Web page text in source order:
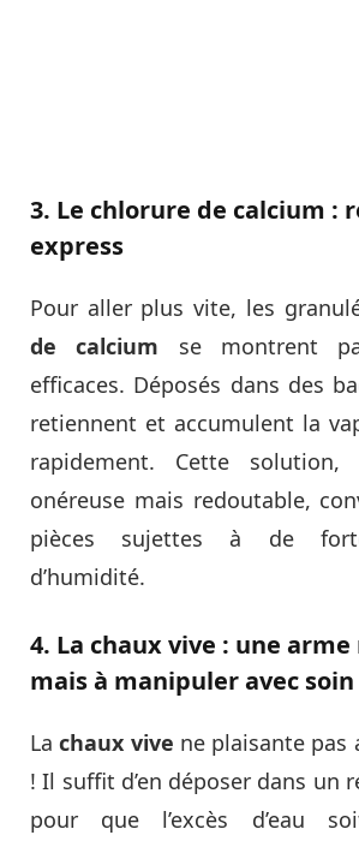
3. Le chlorure de calcium :
express
Pour aller plus vite, les
de calcium se montrent
efficaces. Déposés dans des
retiennent et accumulent la
rapidement. Cette
onéreuse mais redoutable,
pièces sujettes à de
d’humidité.
4. La chaux vive : une
mais à manipuler avec soin
Lachaux vive ne plaisante pas
! Il suffit d’en déposer dans un
pour que l’excès d’eau